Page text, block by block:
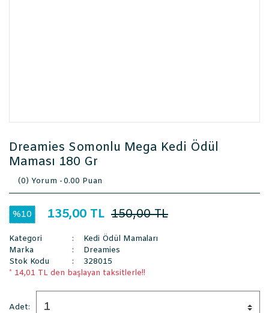
Dreamies Somonlu Mega Kedi Ödül
Maması 180 Gr
(0) Yorum -0.00 Puan
%10 135,00 TL 150,00 TL
Kategori
Kedi Ödül Mamaları
Marka
Dreamies
Stok Kodu
328015
* 14,01 TL den başlayan taksitlerle!!
Adet: